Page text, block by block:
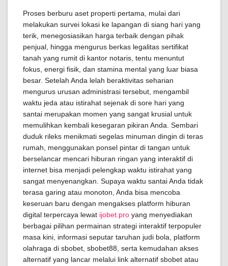
Proses berburu aset properti pertama, mulai dari
melakukan survei lokasi ke lapangan di siang hari yang
terik, menegosiasikan harga terbaik dengan pihak
penjual, hingga mengurus berkas legalitas sertifikat
tanah yang rumit di kantor notaris, tentu menuntut
fokus, energi fisik, dan stamina mental yang luar biasa
besar. Setelah Anda lelah beraktivitas seharian
mengurus urusan administrasi tersebut, mengambil
waktu jeda atau istirahat sejenak di sore hari yang
santai merupakan momen yang sangat krusial untuk
memulihkan kembali kesegaran pikiran Anda. Sembari
duduk rileks menikmati segelas minuman dingin di teras
rumah, menggunakan ponsel pintar di tangan untuk
berselancar mencari hiburan ringan yang interaktif di
internet bisa menjadi pelengkap waktu istirahat yang
sangat menyenangkan. Supaya waktu santai Anda tidak
terasa garing atau monoton, Anda bisa mencoba
keseruan baru dengan mengakses platform hiburan
digital terpercaya lewat ijobet.pro yang menyediakan
berbagai pilihan permainan strategi interaktif terpopuler
masa kini, informasi seputar taruhan judi bola, platform
olahraga di sbobet, sbobet88, serta kemudahan akses
alternatif yang lancar melalui link alternatif sbobet atau